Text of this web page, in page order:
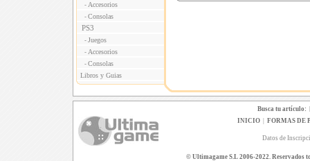
- Accesorios
- Consolas
PS3
- Juegos
- Accesorios
- Consolas
Libros y Guias
Busca tu artículo:
INICIO| FORMAS DE
Datos de
© Ultimagame S.L 2006-2022. Reservados